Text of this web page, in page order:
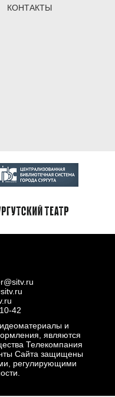
КОНТАКТЫ
42
и
являются
Телекомпания
Сайта защищены
регулирующими